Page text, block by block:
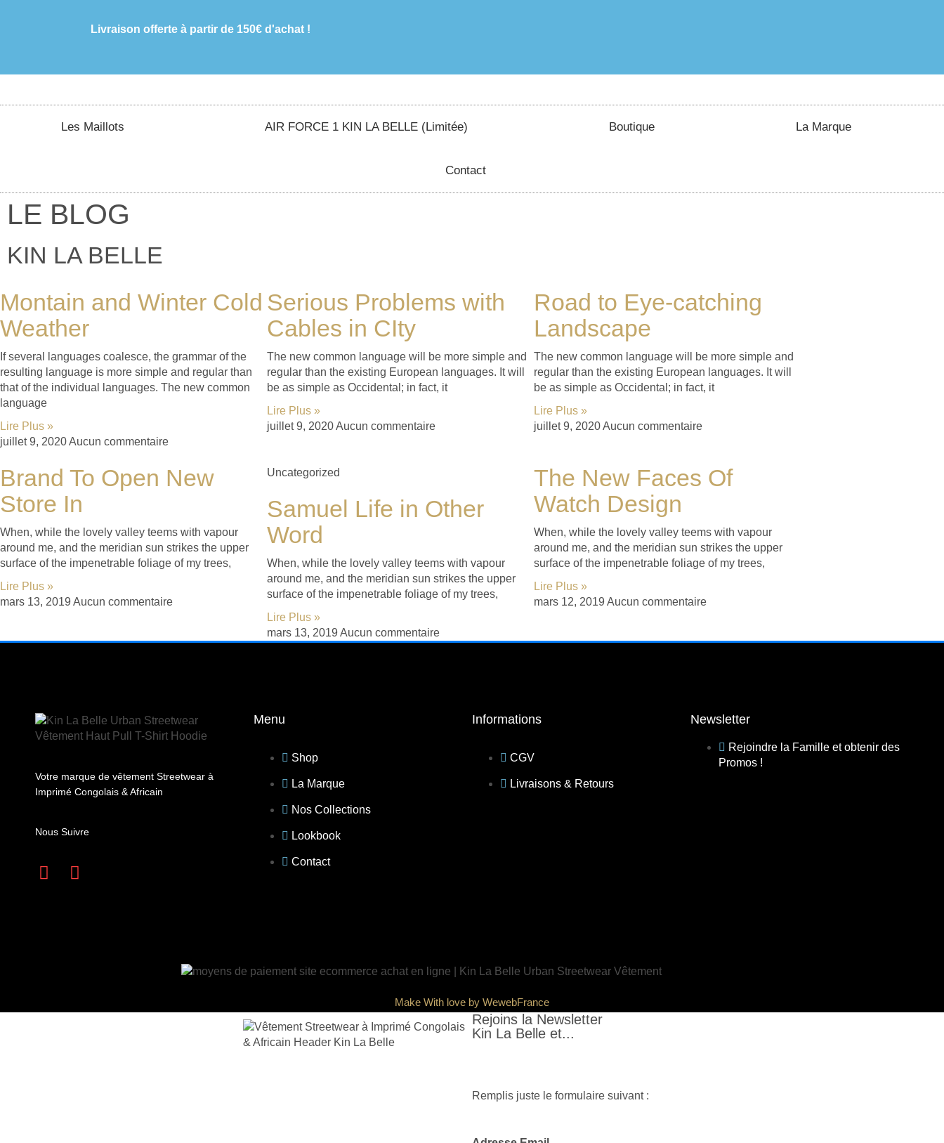
Livraison offerte à partir de 150€ d'achat !
Les Maillots AIR FORCE 1 KIN LA BELLE (Limitée) Boutique La Marque
Contact
LE BLOG
KIN LA BELLE
Montain and Winter Cold
Weather
If several languages coalesce, the grammar of the
resulting language is more simple and regular than
that of the individual languages. The new common
language
Lire Plus »
juillet 9, 2020Aucun commentaire
Serious Problems with
Cables in CIty
The new common language will be more simple and
regular than the existing European languages. It will
be as simple as Occidental; in fact, it
Lire Plus »
juillet 9, 2020Aucun commentaire
Road to Eye-catching
Landscape
The new common language will be more simple and
regular than the existing European languages. It will
be as simple as Occidental; in fact, it
Lire Plus »
juillet 9, 2020Aucun commentaire
Brand To Open New
Store In
When, while the lovely valley teems with vapour
around me, and the meridian sun strikes the upper
surface of the impenetrable foliage of my trees,
Lire Plus »
mars 13, 2019 Aucun commentaire
Uncategorized
Samuel Life in Other
Word
When, while the lovely valley teems with vapour
around me, and the meridian sun strikes the upper
surface of the impenetrable foliage of my trees,
Lire Plus »
mars 13, 2019 Aucun commentaire
The New Faces Of
Watch Design
When, while the lovely valley teems with vapour
around me, and the meridian sun strikes the upper
surface of the impenetrable foliage of my trees,
Lire Plus »
mars 12, 2019 Aucun commentaire
Votre marque de vêtement Streetwear à
Imprimé Congolais & Africain
Nous Suivre
Menu
Shop
La Marque
Nos Collections
Lookbook
Contact
Informations
CGV
Livraisons & Retours
Newsletter
Rejoindre la Famille et obtenir des
Promos !
Make With love by WewebFrance
Rejoins la Newsletter
Kin La Belle et...
Remplis juste le formulaire suivant :